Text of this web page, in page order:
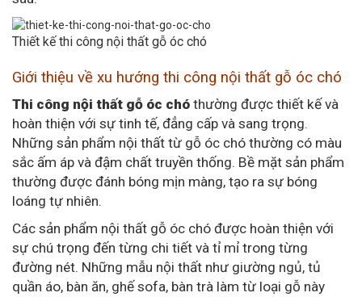
Thiết kế thi công nội thất gỗ óc chó
Giới thiệu về xu hướng thi công nội thất gỗ óc chó
Thi công nội thất gỗ óc chó thường được thiết kế và
hoàn thiện với sự tinh tế, đẳng cấp và sang trọng.
Những sản phẩm nội thất từ gỗ óc chó thường có màu
sắc ấm áp và đậm chất truyền thống. Bề mặt sản phẩm
thường được đánh bóng mịn màng, tạo ra sự bóng
loáng tự nhiên.
Các sản phẩm nội thất gỗ óc chó được hoàn thiện với
sự chú trọng đến từng chi tiết và tỉ mỉ trong từng
đường nét. Những mẫu nội thất như giường ngủ, tủ
quần áo, bàn ăn, ghế sofa, bàn trà làm từ loại gỗ này